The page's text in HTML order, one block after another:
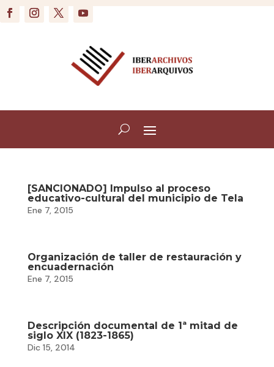
[SANCIONADO] Impulso al proceso
educativo-cultural del municipio de Tela
Ene 7, 2015
Organización de taller de restauración y
encuadernación
Ene 7, 2015
Descripción documental de 1ª mitad de
siglo XIX (1823-1865)
Dic 15, 2014